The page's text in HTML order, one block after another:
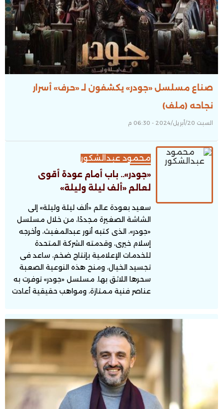
صناع مسلسل «جودر» يكشفون لـ «حرف» أسرار
نجاحه (ملف)
السبت 20/أبريل/2024 - 06:30 م
محمود عبدالشكور
«جودر».. باب أمام عودة أقوى
لعالم «ألف ليلة وليلة»
سعيد بعودة عالم «ألف ليلة وليلة» إلى
الشاشة الصغيرة مجددًا، من خلال مسلسل
«جودر»، الذى كتبه أنور عبدالمغيث، وأخرجه
إسلام خيرى، وقدمته الشركة المتحدة
للخدمات الإعلامية بإنتاج ضخم، ساعد فى
تجسيد الخيال، ومنح هذه النوعية الصعبة
سحرها اللائق بها. مسلسل «جودر» توفرت به
عناصر فنية ممتازة، ومواهب حقيقية أعادت